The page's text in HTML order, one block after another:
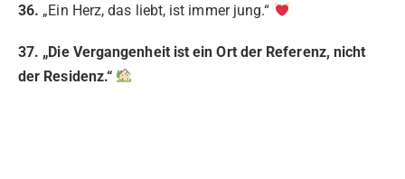
36. „Ein Herz, das liebt, ist immer jung.“
37. „Die Vergangenheit ist ein Ort der Referenz, nicht
der Residenz.“